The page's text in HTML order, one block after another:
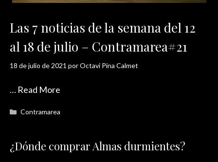
Las 7 noticias de la semana del 12
al 18 de julio – Contramarea#21
18 de julio de 2021 porOctavi Pina Calmet
… Read More
Categorías
Contramarea
¿Dónde comprar Almas durmientes?